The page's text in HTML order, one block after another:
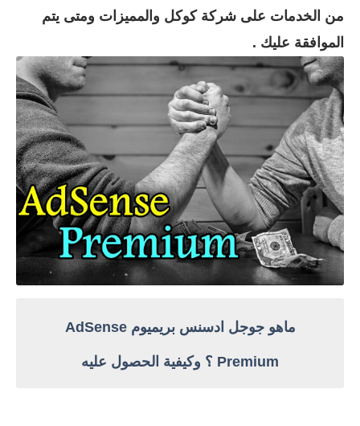
من الخدمات على شركة كوكل والمميزات ومتى يتم
الموافقة عليك .
ماهو جوجل ادسنس بريميوم AdSense
Premium ؟ وكيفية الحصول عليه